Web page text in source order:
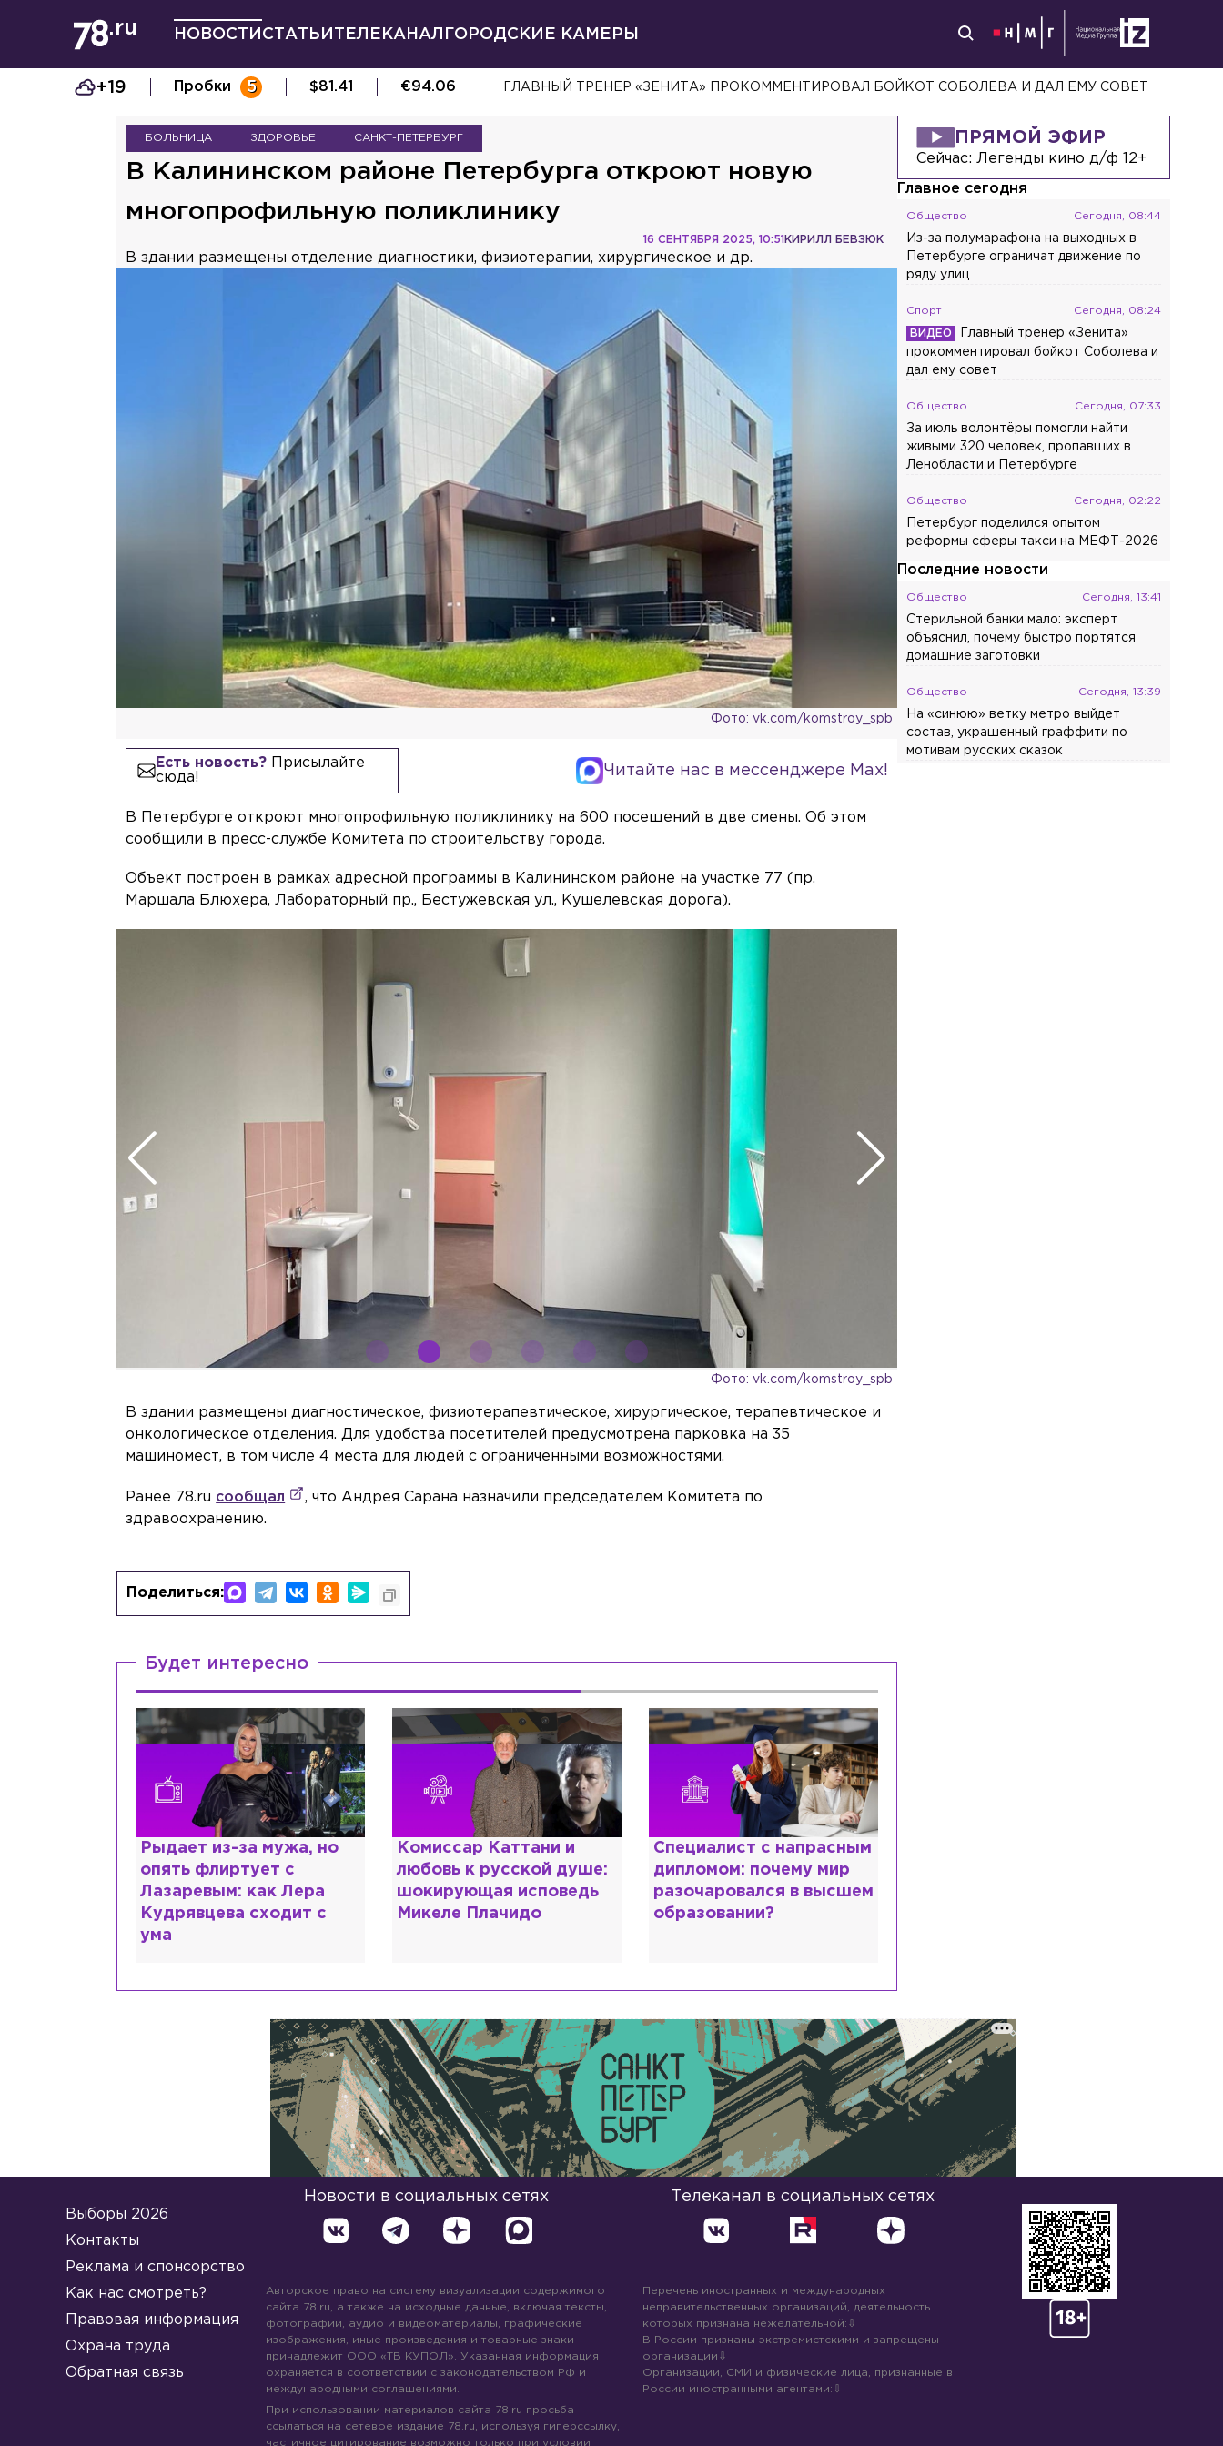
НОВОСТИ СТАТЬИ ТЕЛЕКАНАЛ ГОРОДСКИЕ КАМЕРЫ
+19 Пробки 5 $81.41 €94.06 ГЛАВНЫЙ ТРЕНЕР «ЗЕНИТА» ПРОКОММЕНТИРОВАЛ БОЙКОТ СОБОЛЕВА И ДАЛ ЕМУ СОВЕТ
БОЛЬНИЦА ЗДОРОВЬЕ САНКТ-ПЕТЕРБУРГ
В Калининском районе Петербурга откроют новую
многопрофильную поликлинику
КИРИЛЛ БЕВЗЮК
16 СЕНТЯБРЯ 2025, 10:51
В здании размещены отделение диагностики, физиотерапии, хирургическое и др.
Фото: vk.com/komstroy_spb
Есть новость?Присылайте
сюда!
Читайте нас в мессенджере Max!
В Петербурге откроют многопрофильную поликлинику на 600 посещений в две смены. Об этом
сообщили в пресс-службе Комитета по строительству города.
Объект построен в рамках адресной программы в Калининском районе на участке 77 (пр.
Маршала Блюхера, Лабораторный пр., Бестужевская ул., Кушелевская дорога).
Фото: vk.com/komstroy_spb
В здании размещены диагностическое, физиотерапевтическое, хирургическое, терапевтическое и
онкологическое отделения. Для удобства посетителей предусмотрена парковка на 35
машиномест, в том числе 4 места для людей с ограниченными возможностями.
Ранее 78.ru сообщал
, что Андрея Сарана назначили председателем Комитета по
здравоохранению.
Поделиться:
Будет интересно
Рыдает из-за мужа, но
опять флиртует с
Лазаревым: как Лера
Кудрявцева сходит с
ума
Комиссар Каттани и
любовь к русской душе:
шокирующая исповедь
Микеле Плачидо
Специалист с напрасным
дипломом: почему мир
разочаровался в высшем
образовании?
ПРЯМОЙ ЭФИР
Сейчас:Легенды кино д/ф 12+
Главное сегодня
Общество Сегодня, 08:44
Из-за полумарафона на выходных в
Петербурге ограничат движение по
ряду улиц
Спорт Сегодня, 08:24
Главный тренер «Зенита»
прокомментировал бойкот Соболева и
дал ему совет
Общество Сегодня, 07:33
За июль волонтёры помогли найти
живыми 320 человек, пропавших в
Ленобласти и Петербурге
Общество Сегодня, 02:22
Петербург поделился опытом
реформы сферы такси на МЕФТ-2026
Последние новости
Общество Сегодня, 13:41
Стерильной банки мало: эксперт
объяснил, почему быстро портятся
домашние заготовки
Общество Сегодня, 13:39
На «синюю» ветку метро выйдет
состав, украшенный граффити по
мотивам русских сказок
Выборы 2026
Контакты
Реклама и спонсорство
Как нас смотреть?
Правовая информация
Охрана труда
Обратная связь
Новости в социальных сетях Телеканал в социальных сетях
Авторское право на систему визуализации содержимого
сайта 78.ru, а также на исходные данные, включая тексты,
фотографии, аудио и видеоматериалы, графические
изображения, иные произведения и товарные знаки
принадлежит ООО «ТВ КУПОЛ». Указанная информация
охраняется в соответствии с законодательством РФ и
международными соглашениями.
При использовании материалов сайта 78.ru просьба
ссылаться на сетевое издание 78.ru, используя гиперссылку,
частичное цитирование возможно только при условии
Перечень иностранных и международных
неправительственных организаций, деятельность
которых признана нежелательной:
В России признаны экстремистскими и запрещены
организации
Организации, СМИ и физические лица, признанные в
России иностранными агентами: